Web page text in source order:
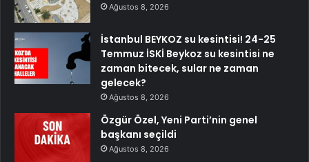
Ağustos 8, 2026
İstanbul BEYKOZ su kesintisi! 24-25
Temmuz İSKİ Beykoz su kesintisi ne
zaman bitecek, sular ne zaman
gelecek?
Ağustos 8, 2026
Özgür Özel, Yeni Parti’nin genel
başkanı seçildi
Ağustos 8, 2026